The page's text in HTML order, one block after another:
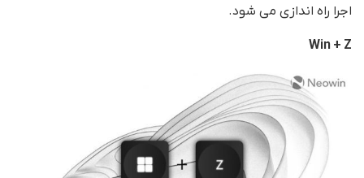
اجرا راه اندازی می شود.
Win + Z